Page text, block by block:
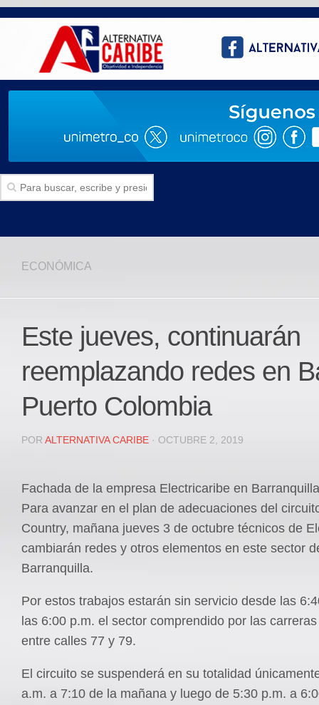
Politica
Deportes
JUDICIAL
REGIONAL
DEPARTAMENTAL
OPINIÓN
Contactenos
facebook
Registro ISSN: 2711-3299
ECONÓMICA
Este jueves, continuarán
reemplazando redes en
Puerto Colombia
POR ALTERNATIVA CARIBE · OCTUBRE 2, 2019
Fachada de la empresa Electricaribe en
Para avanzar en el plan de adecuaciones del
Country, mañana jueves 3 de octubre técnicos de
cambiarán redes y otros elementos en este sector
Barranquilla.
Por estos trabajos estarán sin servicio desde las
las 6:00 p.m. el sector comprendido por las
entre calles 77 y 79.
El circuito se suspenderá en su totalidad
a.m. a 7:10 de la mañana y luego de 5:30 p.m. a